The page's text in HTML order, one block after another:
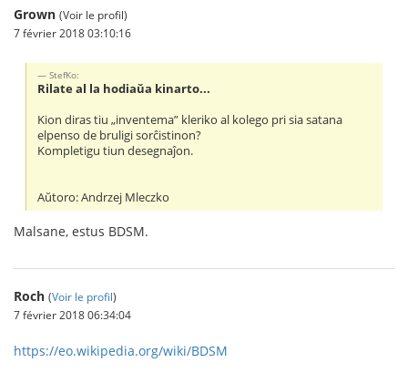
Grown (Voir le profil)
7 février 2018 03:10:16
StefKo:
Rilate al la hodiaŭa kinarto...
Kion diras tiu „inventema” kleriko al kolego pri sia satana
elpenso de bruligi sorĉistinon?
Kompletigu tiun desegnaĵon.
Aŭtoro: Andrzej Mleczko
Malsane, estus BDSM.
Roch (Voir le profil)
7 février 2018 06:34:04
https://eo.wikipedia.org/wiki/BDSM